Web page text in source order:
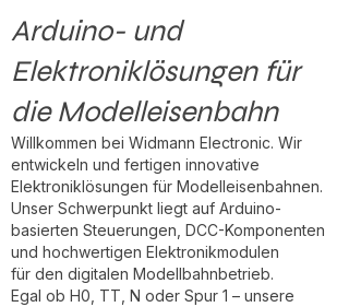
Arduino- und
Elektroniklösungen für
die Modelleisenbahn
Willkommen bei Widmann Electronic. Wir
entwickeln und fertigen innovative
Elektroniklösungen für Modelleisenbahnen.
Unser Schwerpunkt liegt auf Arduino-
basierten Steuerungen, DCC-Komponenten
und hochwertigen Elektronikmodulen
für den digitalen Modellbahnbetrieb.
Egal ob H0, TT, N oder Spur 1 – unsere